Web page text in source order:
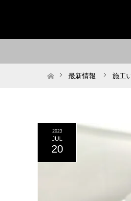
ホーム最新情報 施工
2023
JUL
20